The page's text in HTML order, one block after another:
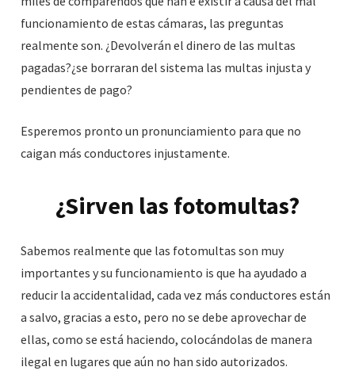
funcionamiento de estas cámaras, las preguntas
realmente son. ¿Devolverán el dinero de las multas
pagadas?¿se borraran del sistema las multas injusta y
pendientes de pago?
Esperemos pronto un pronunciamiento para que no
caigan más conductores injustamente.
¿Sirven las fotomultas?
Sabemos realmente que las fotomultas son muy
importantes y su funcionamiento is que ha ayudado a
reducir la accidentalidad, cada vez más conductores están
a salvo, gracias a esto, pero no se debe aprovechar de
ellas, como se está haciendo, colocándolas de manera
ilegal en lugares que aún no han sido autorizados.